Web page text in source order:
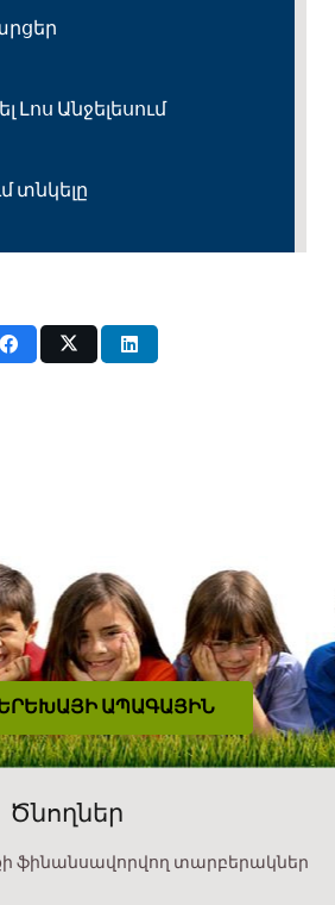
Լոս Անջելեսում
տնկելը
ԱՊԱԳԱՅԻՆ
Ծնողներ
ֆինանսավորվող տարբերակներ